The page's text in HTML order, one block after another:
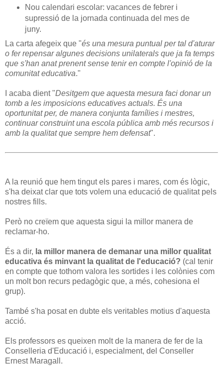
Nou calendari escolar: vacances de febrer i
supressió de la jornada continuada del mes de
juny.
La carta afegeix que "és una mesura puntual per tal d'aturar
o fer repensar algunes decisions unilaterals que ja fa temps
que s'han anat prenent sense tenir en compte l'opinió de la
comunitat educativa."
I acaba dient "Desitgem que aquesta mesura faci donar un
tomb a les imposicions educatives actuals. És una
oportunitat per, de manera conjunta famílies i mestres,
continuar construint una escola pública amb més recursos i
amb la qualitat que sempre hem defensat".
A la reunió que hem tingut els pares i mares, com és lògic,
s'ha deixat clar que tots volem una educació de qualitat pels
nostres fills.
Però no creïem que aquesta sigui la millor manera de
reclamar-ho.
És a dir, la millor manera de demanar una millor qualitat
educativa és minvant la qualitat de l'educació? (cal tenir
en compte que tothom valora les sortides i les colònies com
un molt bon recurs pedagògic que, a més, cohesiona el
grup).
També s'ha posat en dubte els veritables motius d'aquesta
acció.
Els professors es queixen molt de la manera de fer de la
Conselleria d'Educació i, especialment, del Conseller
Ernest Maragall.